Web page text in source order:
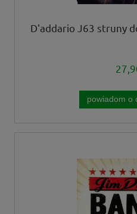
D'addario J63 struny
powiadom o